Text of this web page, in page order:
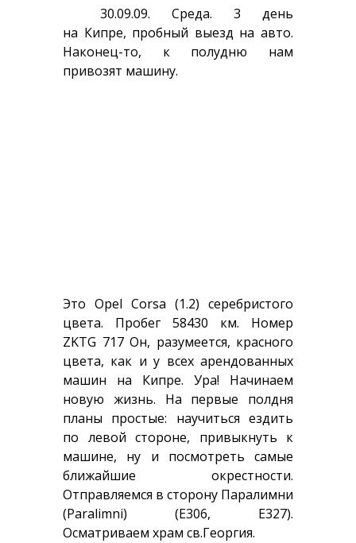
30.09.09. Среда. 3 день
на Кипре, пробный выезд на авто.
Наконец-то, к полудню нам
привозят машину.
Это Opel Corsa (1.2) серебристого
цвета. Пробег 58430 км. Номер
ZKTG 717 Он, разумеется, красного
цвета, как и у всех арендованных
машин на Кипре. Ура! Начинаем
новую жизнь. На первые полдня
планы простые: научиться ездить
по левой стороне, привыкнуть к
машине, ну и посмотреть самые
ближайшие окрестности.
Отправляемся в сторону Паралимни
(Paralimni) (Е306, Е327).
Осматриваем храм св.Георгия.